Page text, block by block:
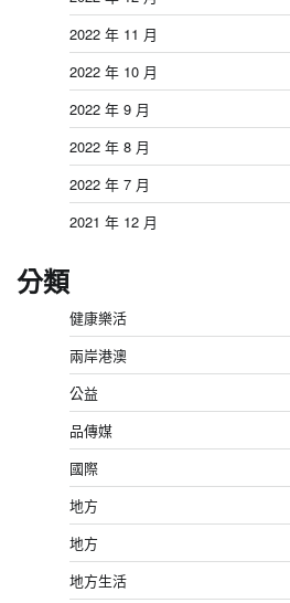
2022 年 11 月
2022 年 10 月
2022 年 9 月
2022 年 8 月
2022 年 7 月
2021 年 12 月
分類
健康樂活
兩岸港澳
公益
品傳媒
國際
地方
地方
地方生活